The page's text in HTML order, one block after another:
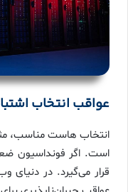
عواقب انتخاب
انتخاب هاست مناسب،
است. اگر فونداسیون
قرار می‌گیرد. در